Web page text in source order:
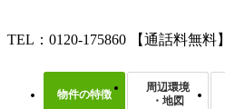
TEL：0120-175860 【通話料無料】
物件の特徴
周辺環境
・地図